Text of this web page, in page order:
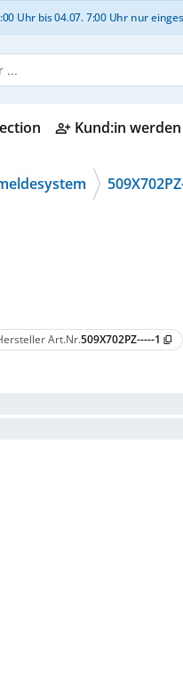
Uhr bis 04.07. 7:00 Uhr nur
person_add_alt Kund:in werden
Art.Nr.509X702PZ-----1 content_copy